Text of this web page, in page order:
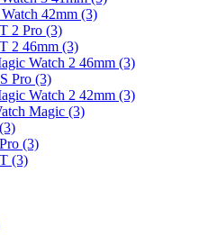
42mm (3)
2 Pro (3)
2 46mm (3)
Watch 2 46mm (3)
Pro (3)
Watch 2 42mm (3)
Magic (3)
(3)
(3)